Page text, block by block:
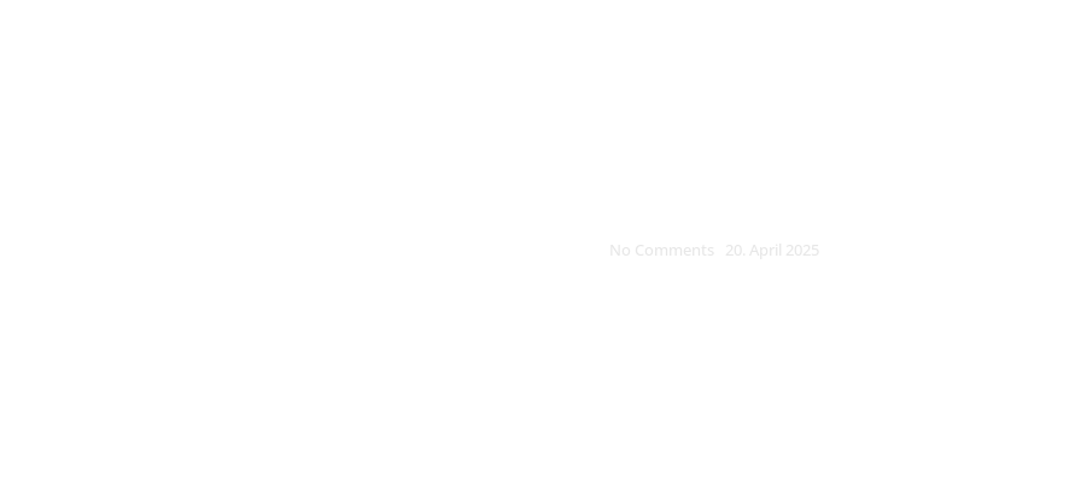
No Comments 20. April 2025